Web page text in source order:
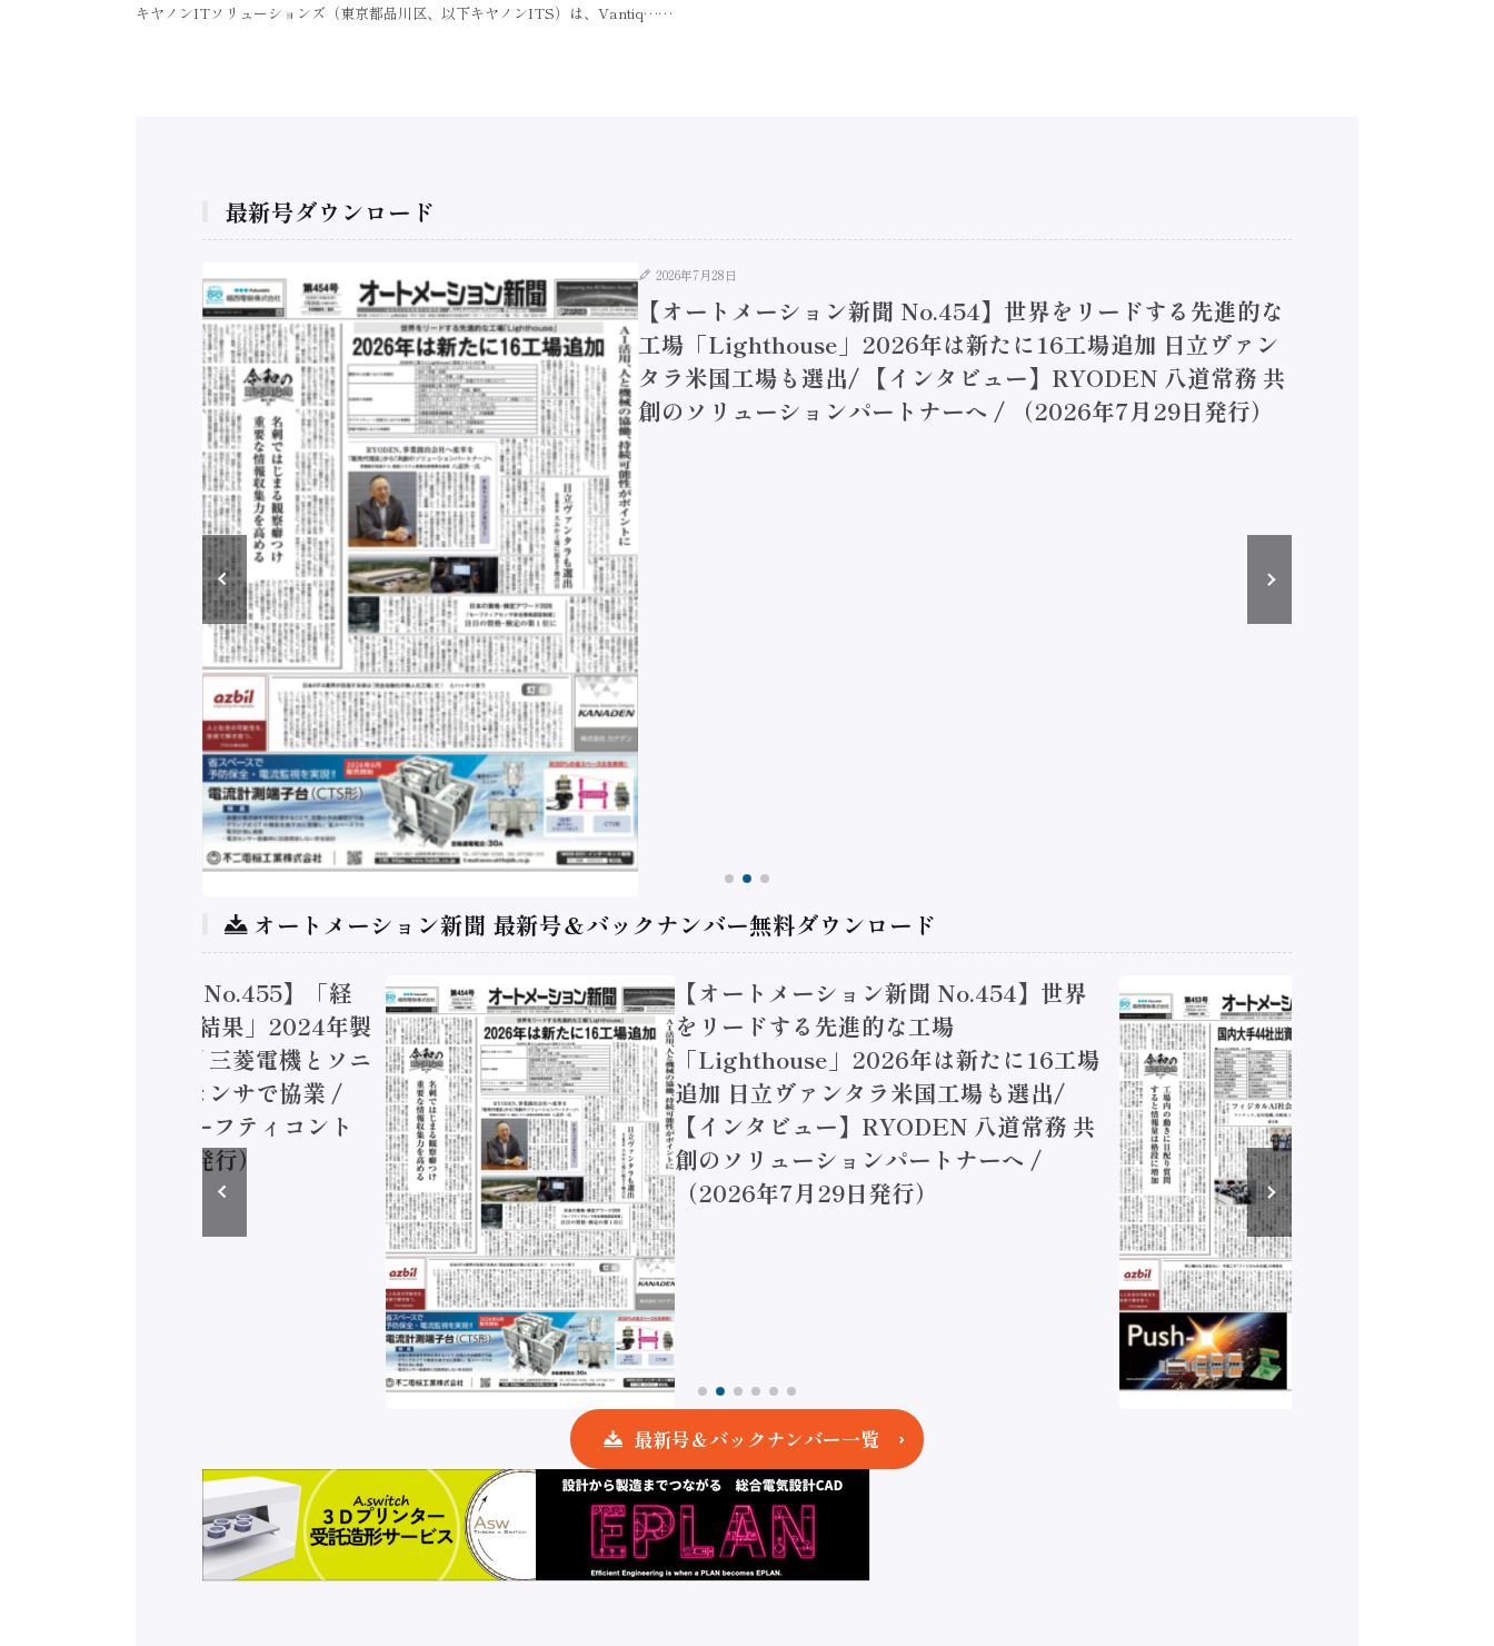
キヤノンITソリューションズ（東京都品川区、以下キヤノンITS）は、Vantiq……
最新号ダウンロード
2026年7月28日
【オートメーション新聞 No.454】世界をリードする先進的な
工場「Lighthouse」2026年は新たに16工場追加 日立ヴァン
タラ米国工場も選出/ 【インタビュー】RYODEN 八道常務 共
創のソリューションパートナーへ / （2026年7月29日発行）
オートメーション新聞 最新号＆バックナンバー無料ダウンロード
トメーション新聞 No.455】「経
実態調査二次集計結果」2024年製
加価値額86兆円 / 三菱電機とソニ
コン AIビジョンセンサで協業 /
安全に動かすセーフティコント
（2026年8月5日発行）
【オートメーション新聞 No.454】世界
をリードする先進的な工場
「Lighthouse」2026年は新たに16工場
追加 日立ヴァンタラ米国工場も選出/
【インタビュー】RYODEN 八道常務 共
創のソリューションパートナーへ /
（2026年7月29日発行）
最新号＆バックナンバー一覧